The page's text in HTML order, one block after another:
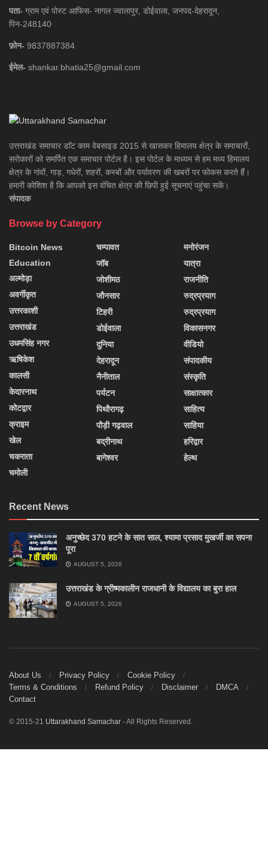
पता- ग्राम एवं पोस्ट आफिस- नागल ज्वालापुर, डोईवाला, जनपद-देहरादून,
पिन-248140
फ़ोन- 9837887384
ईमेल- shankar.bhatia25@gmail.com
उत्तराखंड समाचार डाॅट काम वेबसाइड 2015 से खासकर हिमालय क्षेत्र के समाचारों,
सरोकारों को समर्पित एक समाचार पोर्टल है। इस पोर्टल के माध्यम से हम मध्य हिमालय
क्षेत्र के गांवों, गाड़, गधेरों, शहरों, कस्बों और पर्यावरण की खबरों पर फोकस करते हैं।
हमारी कोशिश है कि आपको इस वंचित क्षेत्र की छिपी हुई सूचनाएं पहुंचा सकें।
संपादक
Browse by Category
Bitcoin News
Education
अल्मोड़ा
अवर्गीकृत
उत्तरकाशी
उत्तराखंड
उधमसिंह नगर
ऋषिकेश
कालसी
केदारनाथ
कोटद्वार
क्राइम
खेल
चकराता
चमोली
चम्पावत
जॉब
जोशीमठ
जौनसार
टिहरी
डोईवाला
दुनिया
देहरादून
नैनीताल
पर्यटन
पिथौरागढ़
पौड़ी गढ़वाल
बद्रीनाथ
बागेश्वर
मनोरंजन
यात्रा
राजनीति
रुद्रप्रयाग
रुद्रप्रयाग
विकासनगर
वीडियो
संपादकीय
संस्कृति
साक्षात्कार
साहित्य
साहिया
हरिद्वार
हेल्थ
Recent News
अनुच्छेद 370 हटने के सात साल, श्यामा प्रसाद मुखर्जी का सपना
पूरा
AUGUST 5, 2026
उत्तराखंड के ग्रीष्मकालीन राजधानी के विद्यालय का बुरा हाल
AUGUST 5, 2026
About Us Privacy Policy
Cookie Policy
Terms & Conditions
Refund Policy Disclaimer
DMCA
Contact
© 2015-21 Uttarakhand Samachar - All Rights Reserved.